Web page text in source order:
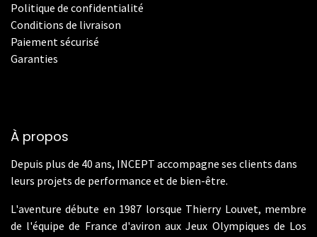
Politique de confidentialité
Conditions de livraison
Paiement sécurisé
Garanties
À propos
Depuis plus de 40 ans, INCEPT accompagne ses clients dans
leurs projets de performance et de bien-être.
L'aventure débute en 1987 lorsque Thierry Louvet, membre
de l'équipe de France d'aviron aux Jeux Olympiques de Los